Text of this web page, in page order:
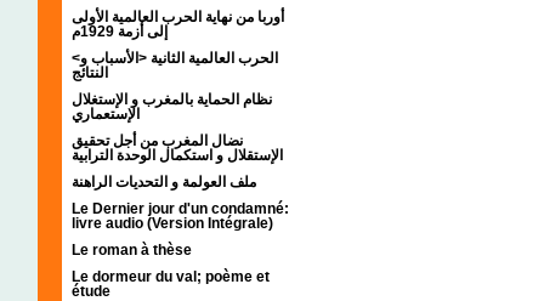
أوربا من نهاية الحرب العالمية الأولى
إلى أزمة 1929م
<الحرب العالمية الثانية <الأسباب و
النتائج
نظام الحماية بالمغرب و الإستغلال
الإستعماري
نضال المغرب من أجل تحقيق
الإستقلال و استكمال الوحدة الترابية
ملف العولمة و التحديات الراهنة
Le Dernier jour d'un condamné:
livre audio (Version Intégrale)
Le roman à thèse
Le dormeur du val; poème et
étude